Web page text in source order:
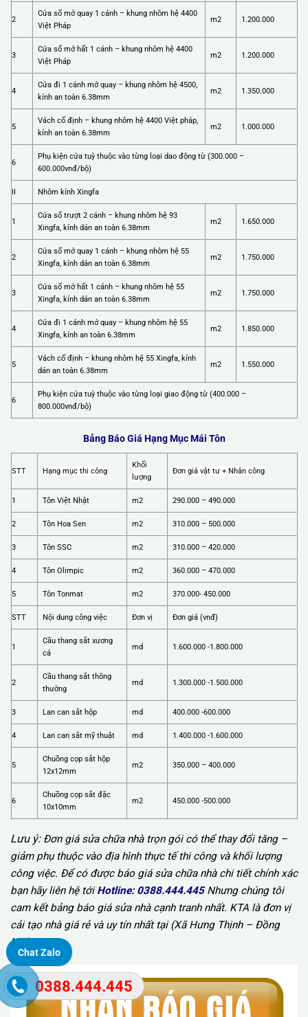
2
Cửa sổ mở quay 1 cánh – khung nhôm hệ 4400
Việt Pháp
m2 1.200.000
3
Cửa sổ mở hất 1 cánh – khung nhôm hệ 4400
Việt Pháp
m2 1.200.000
4
Cửa đi 1 cánh mở quay – khung nhôm hệ 4500,
kính an toàn 6.38mm
m2 1.350.000
5
Vách cố định – khung nhôm hệ 4400 Việt pháp,
kính an toàn 6.38mm
m2 1.000.000
6
Phụ kiện cửa tuỳ thuộc vào từng loại dao động từ (300.000 –
600.000vnđ/bộ)
II Nhôm kính Xingfa
1
Cửa sổ trượt 2 cánh – khung nhôm hệ 93
Xingfa, kính dán an toàn 6.38mm
m2 1.650.000
2
Cửa sổ mở quay 1 cánh – khung nhôm hệ 55
Xingfa, kính dán an toàn 6.38mm
m2 1.750.000
3
Cửa sổ mở hất 1 cánh – khung nhôm hệ 55
Xingfa, kính dán an toàn 6.38mm
m2 1.750.000
4
Cửa đi 1 cánh mở quay – khung nhôm hệ 55
Xingfa, kính an toàn 6.38mm
m2 1.850.000
5
Vách cố định – khung nhôm hệ 55 Xingfa, kính
dán an toàn 6.38mm
m2 1.550.000
6
Phụ kiện cửa tuỳ thuộc vào từng loại giao động từ (400.000 –
800.000vnđ/bộ)
Bảng Báo Giá Hạng Mục Mái Tôn
STT Hạng mục thi công
Khối
lượng
Đơn giá vật tư + Nhân công
1 Tôn Việt Nhật m2 290.000 – 490.000
2 Tôn Hoa Sen m2 310.000 – 500.000
3 Tôn SSC m2 310.000 – 420.000
4 Tôn Olimpic m2 360.000 – 470.000
5 Tôn Tonmat m2 370.000- 450.000
STT Nội dung công việc Đơn vị Đơn giá (vnđ)
1
Cầu thang sắt xương
cá
md 1.600.000 -1.800.000
2
Cầu thang sắt thông
thường
md 1.300.000 -1.500.000
3 Lan can sắt hộp md 400.000 -600.000
4 Lan can sắt mỹ thuật md 1.400.000 -1.600.000
5
Chuồng cọp sắt hộp
12x12mm
m2 350.000 – 400.000
6
Chuồng cọp sắt đặc
10x10mm
m2 450.000 -500.000
Lưu ý: Đơn giá sửa chữa nhà trọn gói có thể thay đổi tăng –
giảm phụ thuộc vào địa hình thực tế thi công và khối lượng
công việc. Để có được báo giá sửa chữa nhà chi tiết chính xác
bạn hãy liên hệ tớiHotline:0388.444.445Nhưng chúng tôi
cam kết bảng báo giá sửa nhà cạnh tranh nhất. KTA là đơn vị
cải tạo nhà giá rẻ và uy tín nhất tại (Xã Hưng Thịnh – Đồng
Nai).
Chat Zalo
0388.444.445